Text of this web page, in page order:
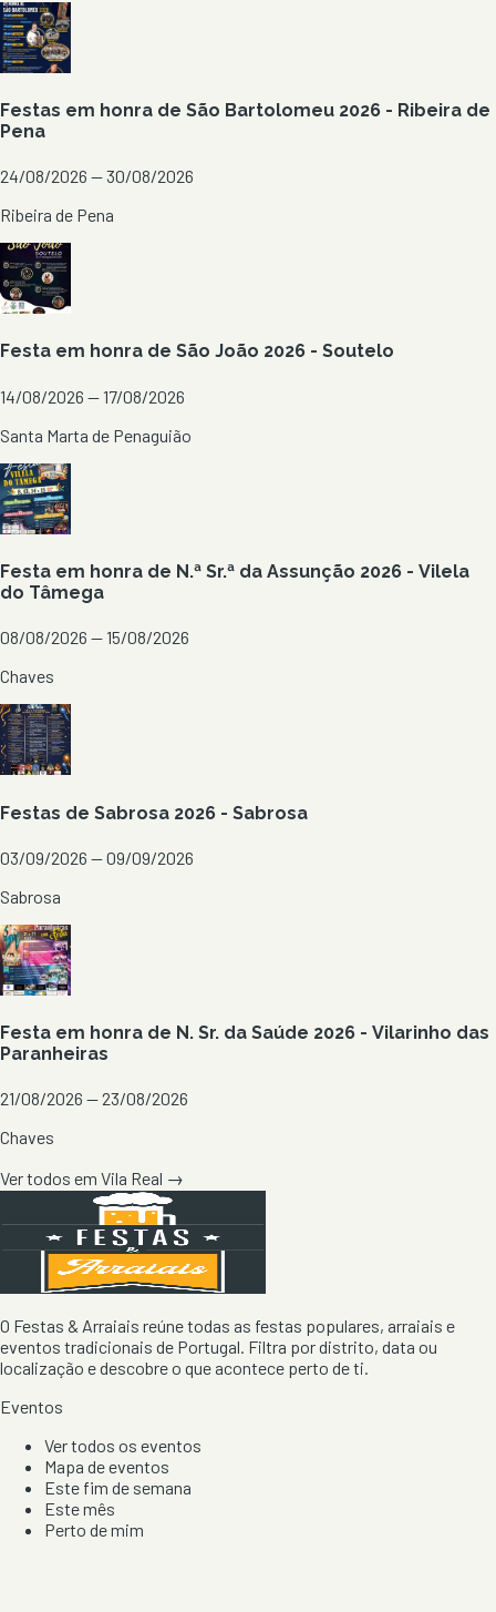
Festas em honra de São Bartolomeu 2026 - Ribeira de
Pena
24/08/2026 — 30/08/2026
Ribeira de Pena
Festa em honra de São João 2026 - Soutelo
14/08/2026 — 17/08/2026
Santa Marta de Penaguião
Festa em honra de N.ª Sr.ª da Assunção 2026 - Vilela
do Tâmega
08/08/2026 — 15/08/2026
Chaves
Festas de Sabrosa 2026 - Sabrosa
03/09/2026 — 09/09/2026
Sabrosa
Festa em honra de N. Sr. da Saúde 2026 - Vilarinho das
Paranheiras
21/08/2026 — 23/08/2026
Chaves
Ver todos em Vila Real →
O Festas & Arraiais reúne todas as festas populares, arraiais e
eventos tradicionais de Portugal. Filtra por distrito, data ou
localização e descobre o que acontece perto de ti.
Eventos
Ver todos os eventos
Mapa de eventos
Este fim de semana
Este mês
Perto de mim